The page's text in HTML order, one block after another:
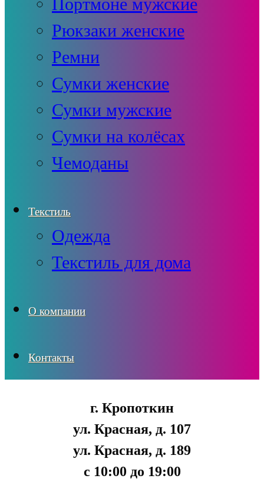
Портмоне мужские
Рюкзаки женские
Ремни
Сумки женские
Сумки мужские
Сумки на колёсах
Чемоданы
Текстиль
Одежда
Текстиль для дома
О компании
Контакты
г. Кропоткин
ул. Красная, д. 107
ул. Красная, д. 189
с 10:00 до 19:00